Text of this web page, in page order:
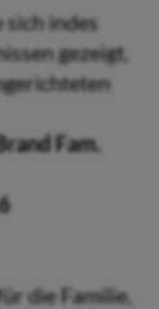
indes
gezeigt,
Fam.
die Familie,